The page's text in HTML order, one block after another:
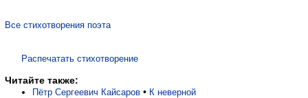
Все стихотворения поэта
Распечатать стихотворение
Читайте также:
Пётр Сергеевич Кайсаров • К неверной